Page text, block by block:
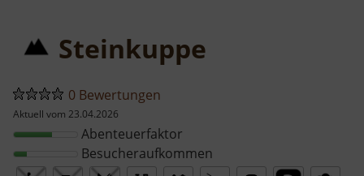
Steinkuppe
0 Bewertungen
Aktuell vom 23.04.2026
Abenteuerfaktor
Besucheraufkommen